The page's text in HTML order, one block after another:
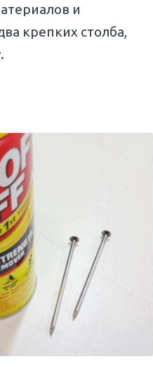
и
крепких столба,